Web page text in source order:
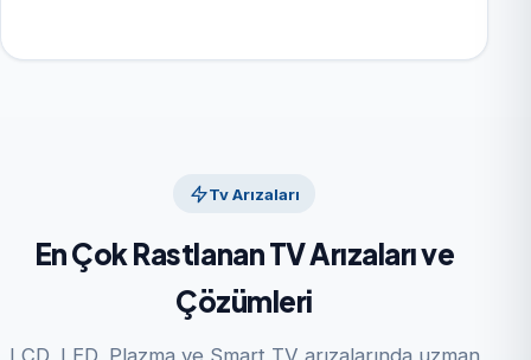
Tv Arızaları
En Çok Rastlanan TV Arızaları ve
Çözümleri
LCD, LED, Plazma ve Smart TV arızalarında uzman